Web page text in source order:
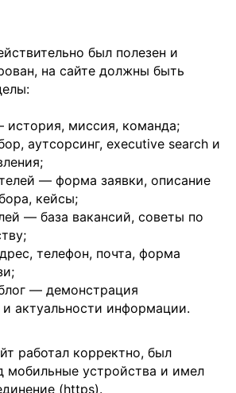
был полезен и
на сайте должны быть
миссия, команда;
аутсорсинг, executive search и
— форма заявки, описание
кейсы;
— база вакансий, советы по
телефон, почта, форма
— демонстрация
и актуальности информации.
работал корректно, был
мобильные устройства и имел
(https).
часа!
даете Согласие на
и соглашаетесь с
персональных